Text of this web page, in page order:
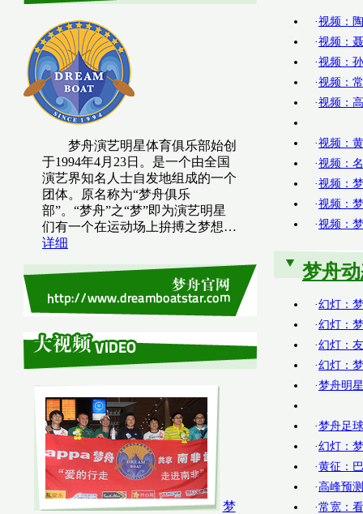
梦舟演艺明星体育俱乐部始创
于1994年4月23日。是一个由全国
演艺界知名人士自发地组成的一个
团体。原名称为“梦舟俱乐
部”。“梦舟”之“梦”即为演艺明星
们有一个在运动场上拚搏之梦想…
详细
梦
·视频：
·视频：
·视频：
·视频：
·视频：
·视频：
·视频：
·视频：
·视频：
·视频：
梦舟
·幻灯：
·幻灯：
·幻灯：
·幻灯：
·梦舟明
·梦舟足
·幻灯：
·黄征：
·高峰预
·常宽：